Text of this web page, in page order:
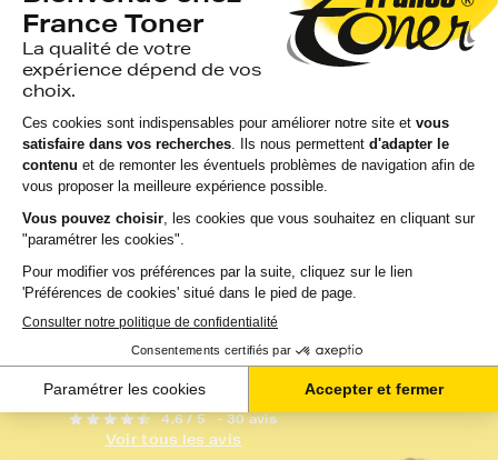
4,6 / 5 - 30 avis
Voir tous les avis
équivalent à
KONICA.MINOLTA
A0V301H_BKCMY -...
EN STOCK GARANTIE 2 ANS
LIVRAISON GRATUITE
166,73 € HT
200,08 € TTC
Ajouter au panier
KONICA.MINOLTA
A0V30HH - CYAN
(bleu) - Fo...
EN STOCK GARANTIE 2 ANS
LIVRAISON
42,54 € HT
Ajouter au panier